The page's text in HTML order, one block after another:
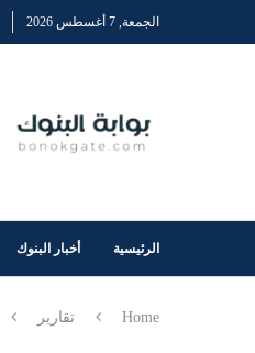
الجمعة, 7 أغسطس 2026
الرئيسية أخبار البنوك
Home تقارير